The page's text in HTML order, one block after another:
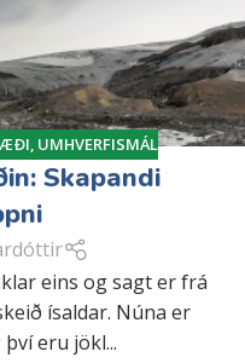
, UMHVERFISMÁL
Skapandi
eins og sagt er frá
ísaldar. Núna er
eru jökl...